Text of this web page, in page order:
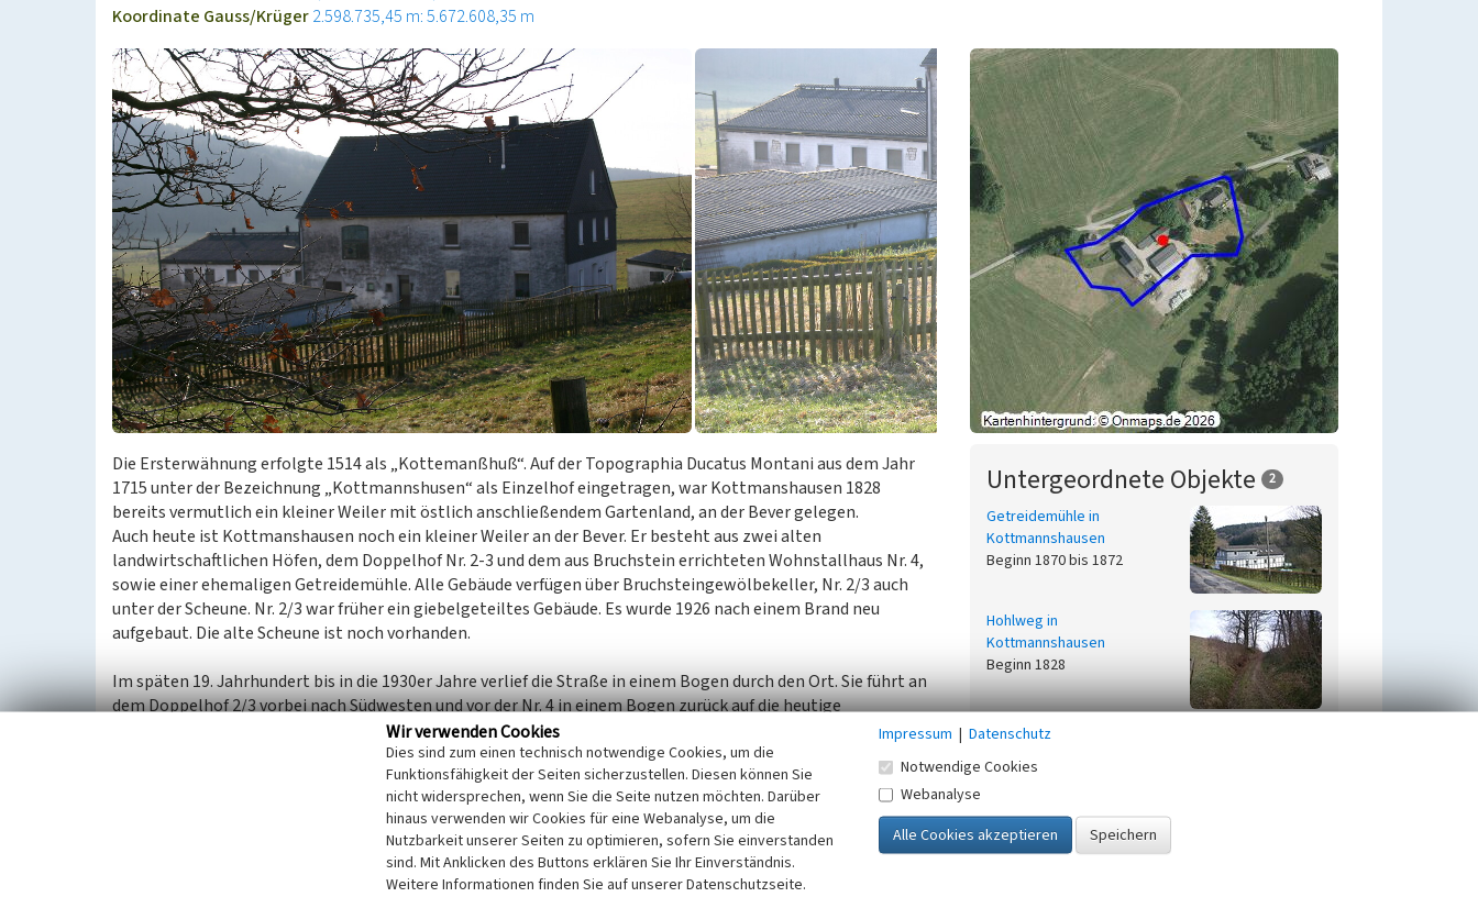
Koordinate Gauss/Krüger2.598.735,45 m: 5.672.608,35 m
Die Ersterwähnung erfolgte 1514 als „Kottemanßhuß“. Auf der Topographia Ducatus Montani aus dem Jahr
1715 unter der Bezeichnung „Kottmannshusen“ als Einzelhof eingetragen, war Kottmanshausen 1828
bereits vermutlich ein kleiner Weiler mit östlich anschließendem Gartenland, an der Bever gelegen.
Auch heute ist Kottmanshausen noch ein kleiner Weiler an der Bever. Er besteht aus zwei alten
landwirtschaftlichen Höfen, dem Doppelhof Nr. 2-3 und dem aus Bruchstein errichteten Wohnstallhaus Nr. 4,
sowie einer ehemaligen Getreidemühle. Alle Gebäude verfügen über Bruchsteingewölbekeller, Nr. 2/3 auch
unter der Scheune. Nr. 2/3 war früher ein giebelgeteiltes Gebäude. Es wurde 1926 nach einem Brand neu
aufgebaut. Die alte Scheune ist noch vorhanden.
Im späten 19. Jahrhundert bis in die 1930er Jahre verlief die Straße in einem Bogen durch den Ort. Sie führt an
dem Doppelhof 2/3 vorbei nach Südwesten und vor der Nr. 4 in einem Bogen zurück auf die heutige
Straßentrasse. Auf der TK 25 von 1913 sind sowohl nördlich als auch südlich des Bogens heute nicht mehr
vorhandene Gebäude eingetragen. Nach Aussage eines Anwohners wurden hier bei Bauarbeiten zwei weitere
Gewölbekeller aus Bruchstein sichtbar, die zumindest in Teilen noch vorhanden sein sollen.
Vermutlich zu Hof Nr. 4 gehört ein Bauerngarten unbekannten Alters mit Resten einer Beeteinteilung aus
Buchsbaum. Anstelle einer Außenhecke ist er von einem Holzzaun umgeben.
Die ehemalige Mühle (Nr. 1) ist für 1872 archivalisch belegt. Da sie auf der bis 1870 geführten
Untergeordnete Objekte 2
Getreidemühle in
Kottmannshausen
Beginn 1870 bis 1872
Hohlweg in
Kottmannshausen
Beginn 1828
Wir verwenden Cookies
Dies sind zum einen technisch notwendige Cookies, um die
Funktionsfähigkeit der Seiten sicherzustellen. Diesen können Sie
nicht widersprechen, wenn Sie die Seite nutzen möchten. Darüber
hinaus verwenden wir Cookies für eine Webanalyse, um die
Nutzbarkeit unserer Seiten zu optimieren, sofern Sie einverstanden
sind. Mit Anklicken des Buttons erklären Sie Ihr Einverständnis.
Weitere Informationen finden Sie auf unserer Datenschutzseite.
Impressum | Datenschutz
Notwendige Cookies
Webanalyse